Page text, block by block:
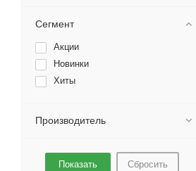
Сегмент
Акции
Новинки
Хиты
Производитель
Сбросить